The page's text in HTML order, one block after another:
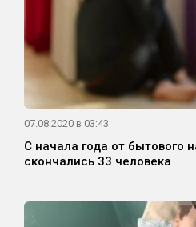
07.08.2020 в 03:43
С начала года от бытового
скончались 33 человека